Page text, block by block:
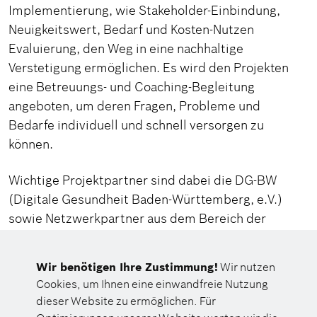
Implementierung, wie Stakeholder-Einbindung,
Neuigkeitswert, Bedarf und Kosten-Nutzen
Evaluierung, den Weg in eine nachhaltige
Verstetigung ermöglichen. Es wird den Projekten
eine Betreuungs- und Coaching-Begleitung
angeboten, um deren Fragen, Probleme und
Bedarfe individuell und schnell versorgen zu
können.
Wichtige Projektpartner sind dabei die DG-BW
(Digitale Gesundheit Baden-Württemberg, e.V.)
sowie Netzwerkpartner aus dem Bereich der
Rahmen desImplementation Boards Baden-
Württemberg durch die Schaffung einer Compliance
Wir benötigen Ihre Zustimmung! Wir nutzen
Cookies, um Ihnen eine einwandfreie Nutzung
dieser Website zu ermöglichen. Für